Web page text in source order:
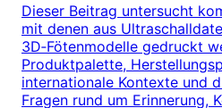
Dieser Beitrag untersucht
mit denen aus
3D‑Fötenmodelle gedruckt
Produktpalette,
internationale Kontexte und
Fragen rund um Erinnerung,